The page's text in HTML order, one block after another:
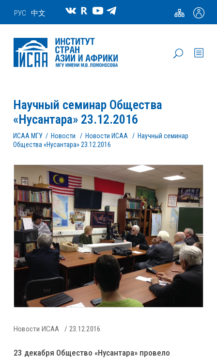
РУС 中文
Научный семинар Общества
«Нусантара» 23.12.2016
ИСАА МГУ / Новости / Новости ИСАА / Научный семинар
Общества «Нусантара» 23.12.2016
Новости ИСАА 23.12.2016
23 декабря Общество «Нусантара» провело